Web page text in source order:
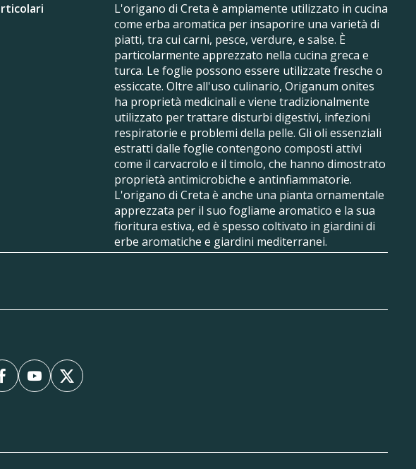
L'origano di Creta è ampiamente utilizzato in cucina
come erba aromatica per insaporire una varietà di
piatti, tra cui carni, pesce, verdure, e salse. È
particolarmente apprezzato nella cucina greca e
turca. Le foglie possono essere utilizzate fresche o
essiccate. Oltre all'uso culinario, Origanum onites
ha proprietà medicinali e viene tradizionalmente
utilizzato per trattare disturbi digestivi, infezioni
respiratorie e problemi della pelle. Gli oli essenziali
estratti dalle foglie contengono composti attivi
come il carvacrolo e il timolo, che hanno dimostrato
proprietà antimicrobiche e antinfiammatorie.
L'origano di Creta è anche una pianta ornamentale
apprezzata per il suo fogliame aromatico e la sua
fioritura estiva, ed è spesso coltivato in giardini di
erbe aromatiche e giardini mediterranei.
FacebookYouTube
X